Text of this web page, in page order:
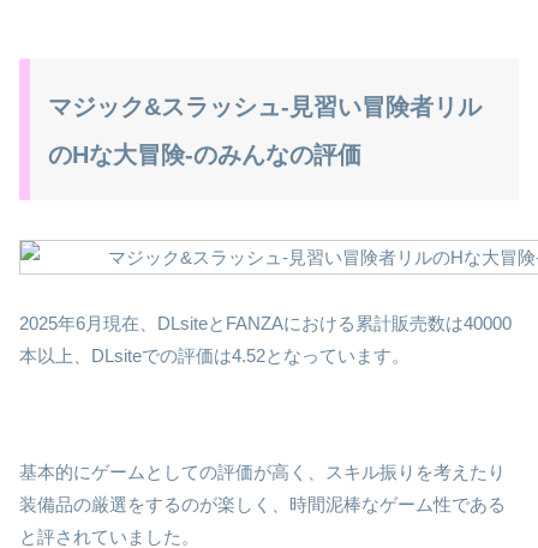
マジック&スラッシュ-見習い冒険者リル
のHな大冒険-のみんなの評価
2025年6月現在、DLsiteとFANZAにおける累計販売数は40000
本以上、DLsiteでの評価は4.52となっています。
基本的にゲームとしての評価が高く、スキル振りを考えたり
装備品の厳選をするのが楽しく、時間泥棒なゲーム性である
と評されていました。